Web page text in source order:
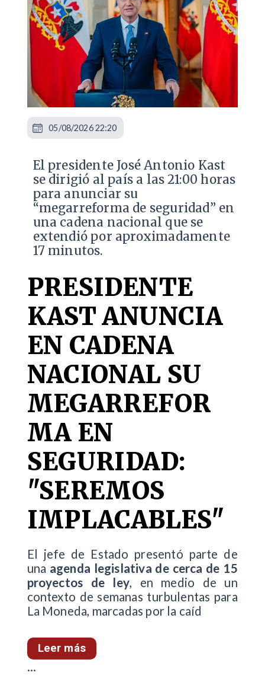
El presidente José Antonio Kast
se dirigió al país a las 21:00 horas
para anunciar su
“megarreforma de seguridad” en
una cadena nacional que se
extendió por aproximadamente
17 minutos.
PRESIDENTE
KAST ANUNCIA
EN CADENA
NACIONAL SU
MEGARREFOR
MA EN
SEGURIDAD:
"SEREMOS
IMPLACABLES"
El jefe de Estado presentó parte de
una agenda legislativa de cerca de 15
proyectos de ley, en medio de un
contexto de semanas turbulentas para
La Moneda, marcadas por la caíd
Leer más
05/08/2026 22:20
...